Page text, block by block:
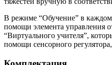
В режиме “Обучение” в каждом
помощи элемента управления
“Виртуального учителя”,
помощи сенсорного